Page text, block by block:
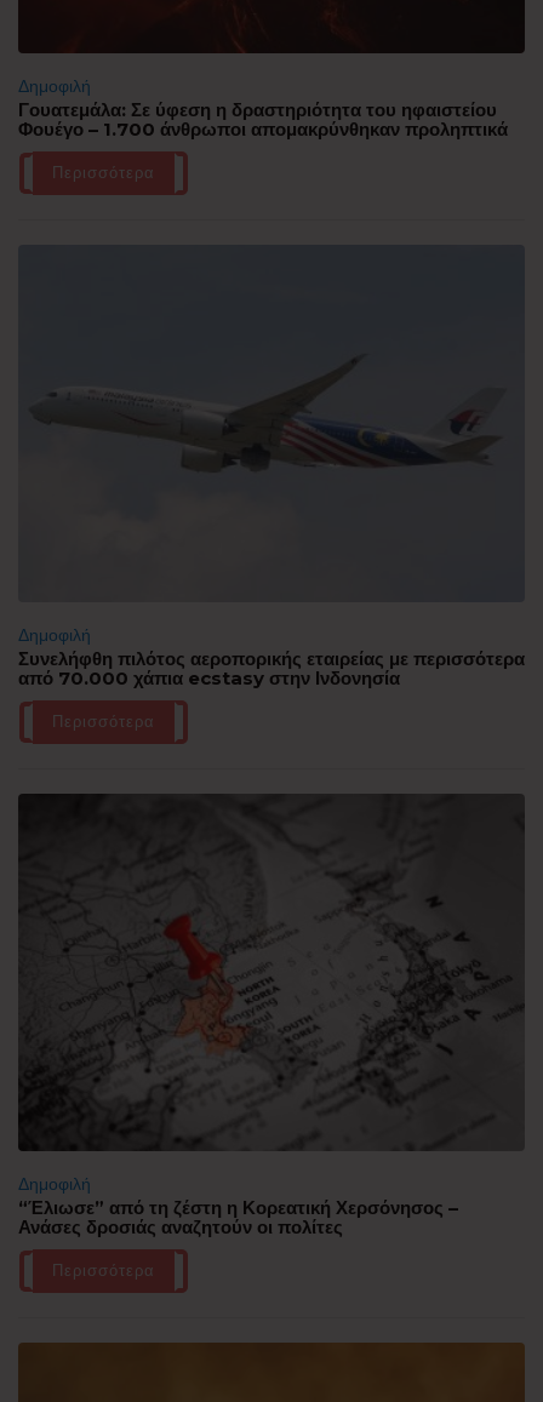
Δημοφιλή
Γουατεμάλα: Σε ύφεση η δραστηριότητα του ηφαιστείου
Φουέγο – 1.700 άνθρωποι απομακρύνθηκαν προληπτικά
Περισσότερα
Δημοφιλή
Συνελήφθη πιλότος αεροπορικής εταιρείας με περισσότερα
από 70.000 χάπια ecstasy στην Ινδονησία
Περισσότερα
Δημοφιλή
“Έλιωσε” από τη ζέστη η Κορεατική Χερσόνησος –
Ανάσες δροσιάς αναζητούν οι πολίτες
Περισσότερα